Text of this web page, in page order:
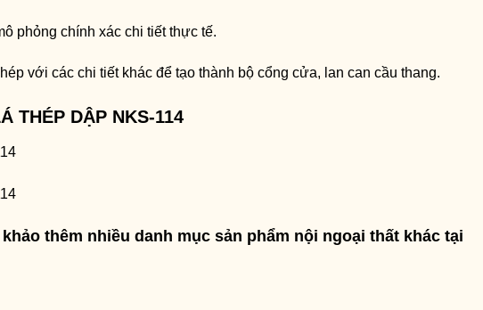
phỏng chính xác chi tiết thực tế.
với các chi tiết khác để tạo thành bộ cổng cửa, lan can cầu thang.
THÉP DẬP NKS-114
thêm nhiều danh mục sản phẩm nội ngoại thất khác tại